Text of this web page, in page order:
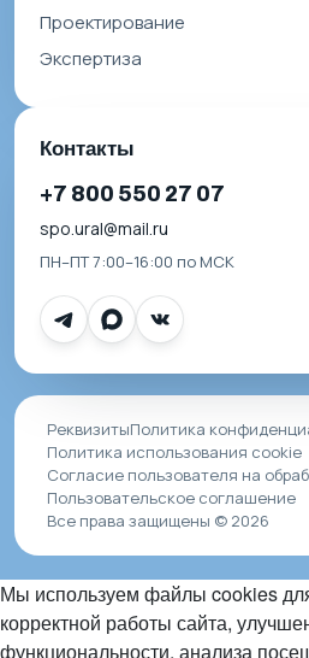
Проектирование
Экспертиза
Контакты
+7 800 550 27 07
spo.ural@mail.ru
ПН–ПТ 7:00–16:00 по МСК
РеквизитыПолитика
Политика использования cookie
Согласие пользователя на
Пользовательское соглашение
Все права защищены © 2026
Мы используем файлы cookies
корректной работы сайта,
функциональности, анализа